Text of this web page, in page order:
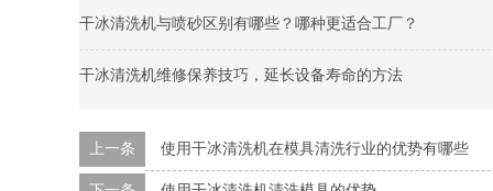
干冰清洗机与喷砂区别有哪些？哪种更适合工厂？
干冰清洗机维修保养技巧，延长设备寿命的方法
上一条 使用干冰清洗机在模具清洗行业的优势有哪些